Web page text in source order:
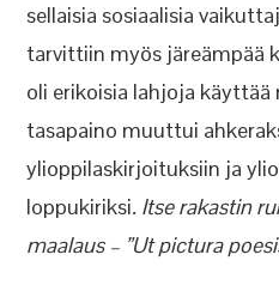
sellaisia sosiaalisia
tarvittiin myös järeämpää
oli erikoisia lahjoja käyttää
tasapaino muuttui
ylioppilaskirjoituksiin ja
loppukiriksi. Itse rakastin
maalaus – ”Ut pictura